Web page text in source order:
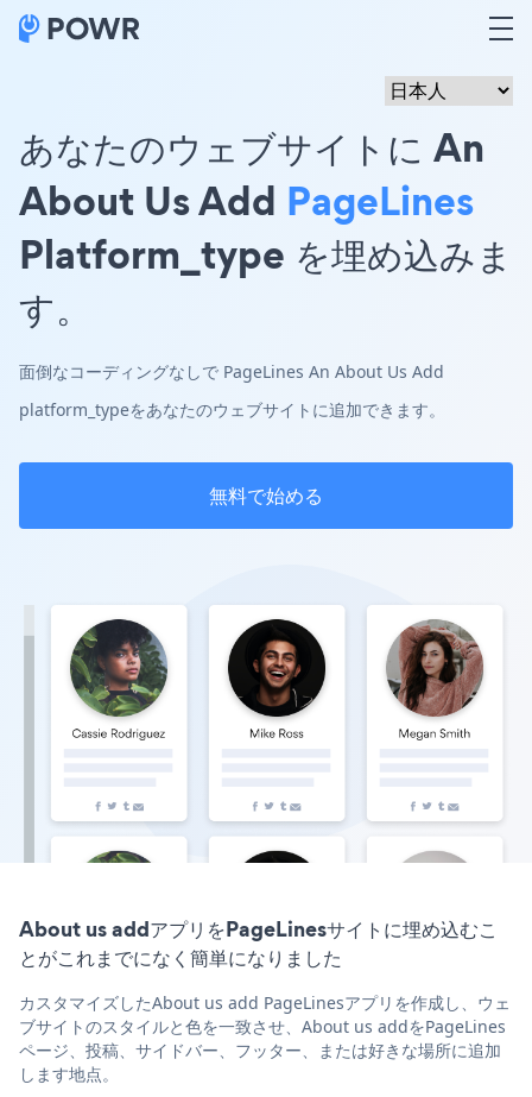
あなたのウェブサイトに An
About Us Add PageLines
Platform_type を埋め込みま
す。
面倒なコーディングなしで PageLines An About Us Add
platform_typeをあなたのウェブサイトに追加できます。
無料で始める
About us addアプリをPageLinesサイトに埋め込むこ
とがこれまでになく簡単になりました
カスタマイズしたAbout us add PageLinesアプリを作成し、ウェ
ブサイトのスタイルと色を一致させ、About us addをPageLines
ページ、投稿、サイドバー、フッター、または好きな場所に追加
します地点。